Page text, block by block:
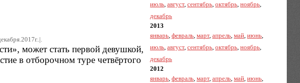
может стать первой девушкой,
в отборочном туре четвёртого
июль,август,сентябрь,октябрь,ноябрь,
декабрь
2013
январь,февраль,март,апрель,май,июнь,
июль,август,сентябрь,октябрь,ноябрь,
декабрь
2012
январь,февраль,март,апрель,май,июнь,